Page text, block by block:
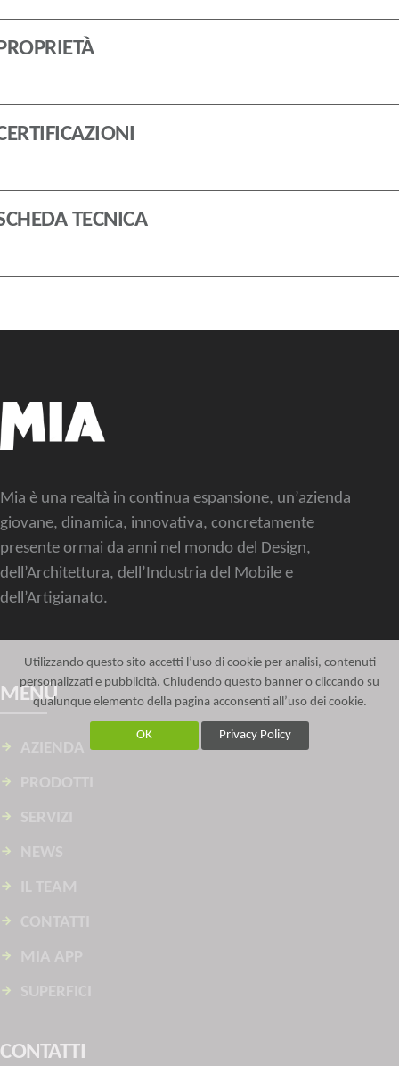
TECNICA
Mia è una realtà in continua espansione, un’azienda
giovane, dinamica, innovativa, concretamente
presente ormai da anni nel mondo del Design,
dell’Architettura, dell’Industria del Mobile e
dell’Artigianato.
MENÙ
CONTATTI
Utilizzando questo sito accetti l’uso di cookie per analisi, contenuti
personalizzati e pubblicità. Chiudendo questo banner o cliccando su
qualunque elemento della pagina acconsenti all’uso dei cookie.
OK Privacy Policy